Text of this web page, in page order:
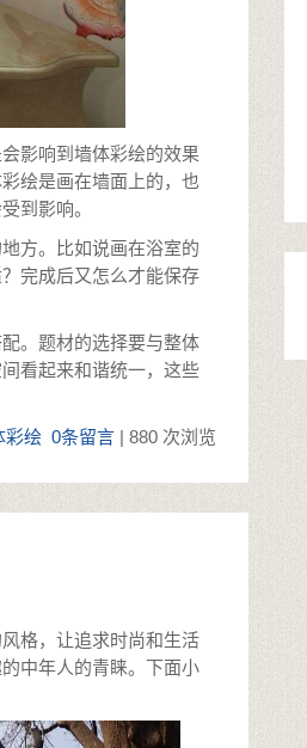
影响到墙体彩绘的效果
绘是画在墙面上的，也
到影响。
方。比如说画在浴室的
完成后又怎么才能保存
。题材的选择要与整体
看起来和谐统一，这些
彩绘 0条留言 | 880 次浏览
格，让追求时尚和生活
中年人的青睐。下面小